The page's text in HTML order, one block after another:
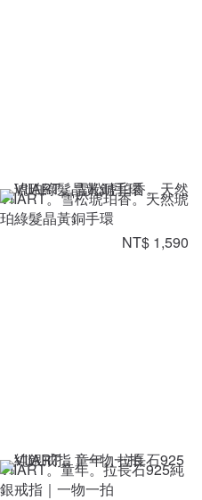
VIIART。雪松琥珀香。天然琥
珀綠髮晶黃銅手環
NT$ 1,590
VIIART。童年。拉長石925純
銀戒指｜一物一拍